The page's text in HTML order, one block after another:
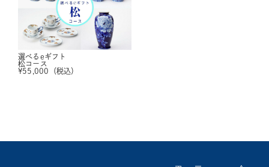
選べるeギフト
松コース
¥55,000 （税込）